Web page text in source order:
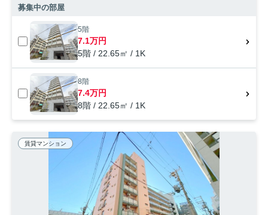
募集中の部屋
5階
7.1万円
5階 / 22.65㎡ / 1K
8階
7.4万円
8階 / 22.65㎡ / 1K
賃貸マンション